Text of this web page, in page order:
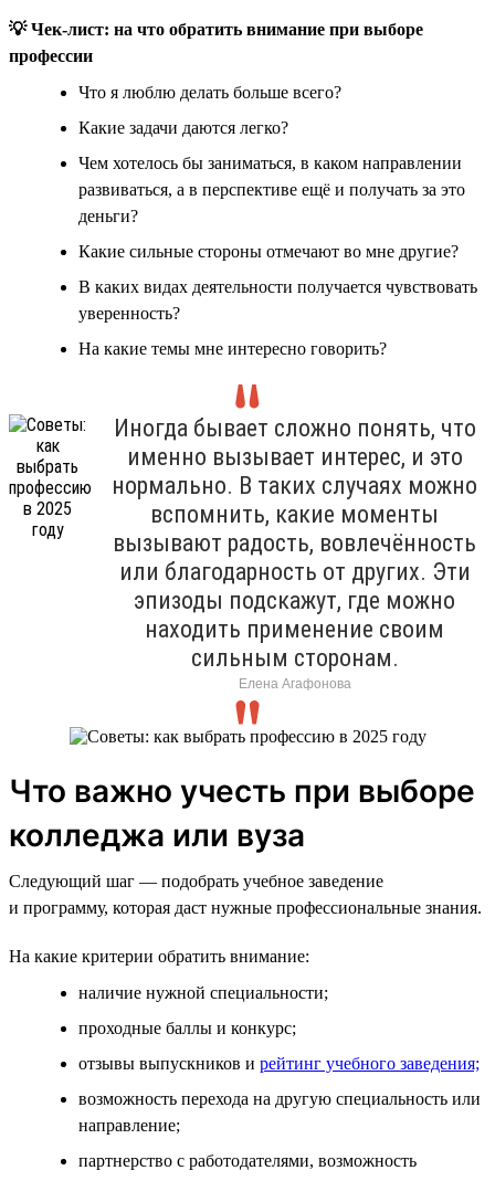
💡 Чек-лист: на что обратить внимание при выборе
профессии
Что я люблю делать больше всего?
Какие задачи даются легко?
Чем хотелось бы заниматься, в каком направлении
развиваться, а в перспективе ещё и получать за это
деньги?
Какие сильные стороны отмечают во мне другие?
В каких видах деятельности получается чувствовать
уверенность?
На какие темы мне интересно говорить?
Иногда бывает сложно понять, что
именно вызывает интерес, и это
нормально. В таких случаях можно
вспомнить, какие моменты
вызывают радость, вовлечённость
или благодарность от других. Эти
эпизоды подскажут, где можно
находить применение своим
сильным сторонам.
Елена Агафонова
Что важно учесть при выборе
колледжа или вуза
Следующий шаг — подобрать учебное заведение
и программу, которая даст нужные профессиональные знания.
На какие критерии обратить внимание:
наличие нужной специальности;
проходные баллы и конкурс;
отзывы выпускников и рейтинг учебного заведения;
возможность перехода на другую специальность или
направление;
партнерство с работодателями, возможность